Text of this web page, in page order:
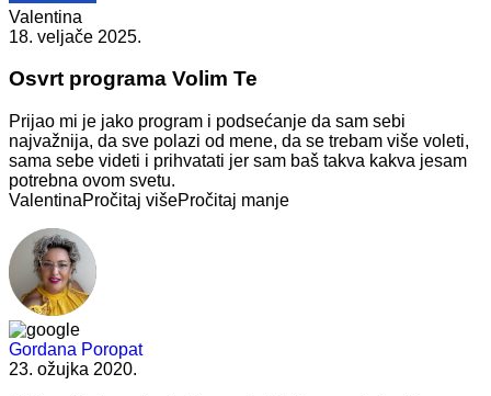
Valentina
18. veljače 2025.
Osvrt programa Volim Te
Prijao mi je jako program i podsećanje da sam sebi
najvažnija, da sve polazi od mene, da se trebam više voleti,
sama sebe videti i prihvatati jer sam baš takva kakva jesam
potrebna ovom svetu.
ValentinaPročitaj višePročitaj manje
Gordana Poropat
23. ožujka 2020.